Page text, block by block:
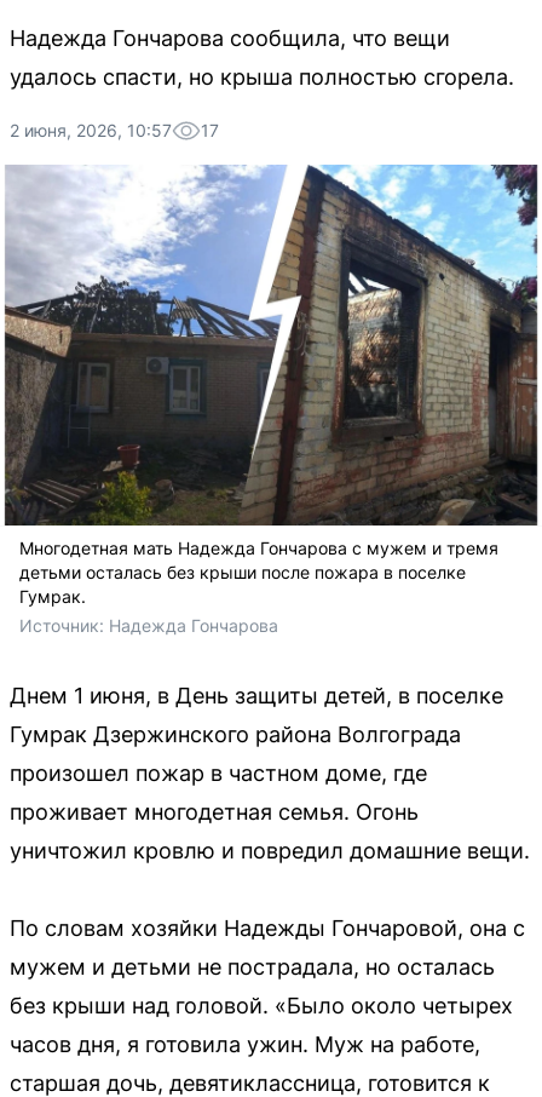
Надежда Гончарова сообщила, что вещи
удалось спасти, но крыша полностью сгорела.
2 июня, 2026, 10:57 17
Многодетная мать Надежда Гончарова с мужем и тремя
детьми осталась без крыши после пожара в поселке
Гумрак.
Источник: Надежда Гончарова
Днем 1 июня, в День защиты детей, в поселке
Гумрак Дзержинского района Волгограда
произошел пожар в частном доме, где
проживает многодетная семья. Огонь
уничтожил кровлю и повредил домашние вещи.
По словам хозяйки Надежды Гончаровой, она с
мужем и детьми не пострадала, но осталась
без крыши над головой. «Было около четырех
часов дня, я готовила ужин. Муж на работе,
старшая дочь, девятиклассница, готовится к